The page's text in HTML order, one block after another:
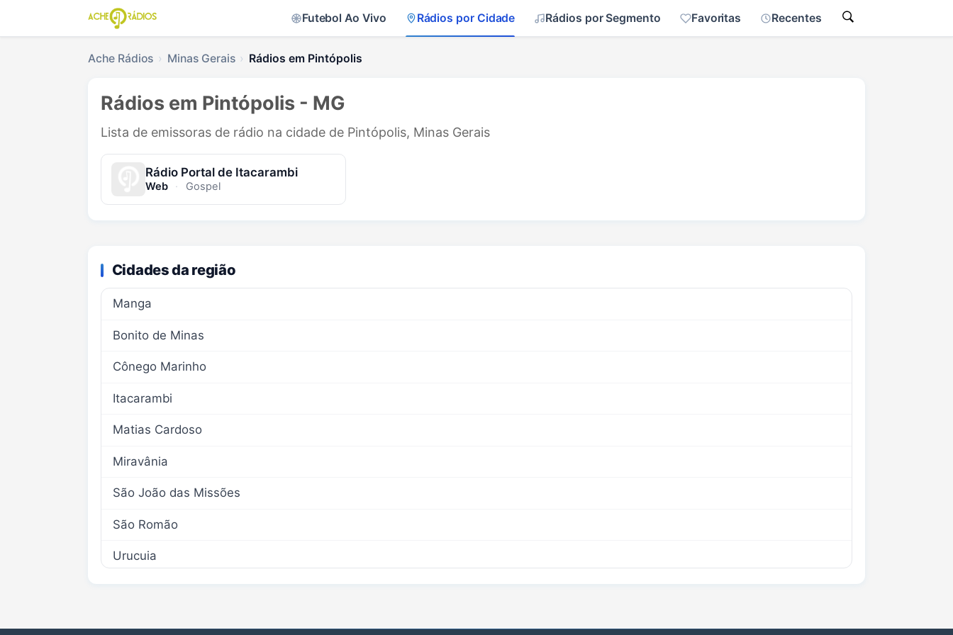
Futebol Ao Vivo Rádios por Cidade Rádios por Segmento Favoritas Recentes
Ache Rádios Minas Gerais Rádios em Pintópolis
Rádios em Pintópolis - MG
Lista de emissoras de rádio na cidade de Pintópolis, Minas Gerais
Rádio Portal de Itacarambi
Web · Gospel
Cidades da região
Manga
Bonito de Minas
Cônego Marinho
Itacarambi
Matias Cardoso
Miravânia
São João das Missões
São Romão
Urucuia